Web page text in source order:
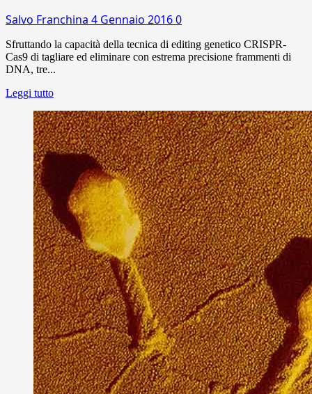
Salvo Franchina 4 Gennaio 20160
Sfruttando la capacità della tecnica di editing genetico CRISPR-
Cas9 di tagliare ed eliminare con estrema precisione frammenti di
DNA, tre...
Leggi tutto